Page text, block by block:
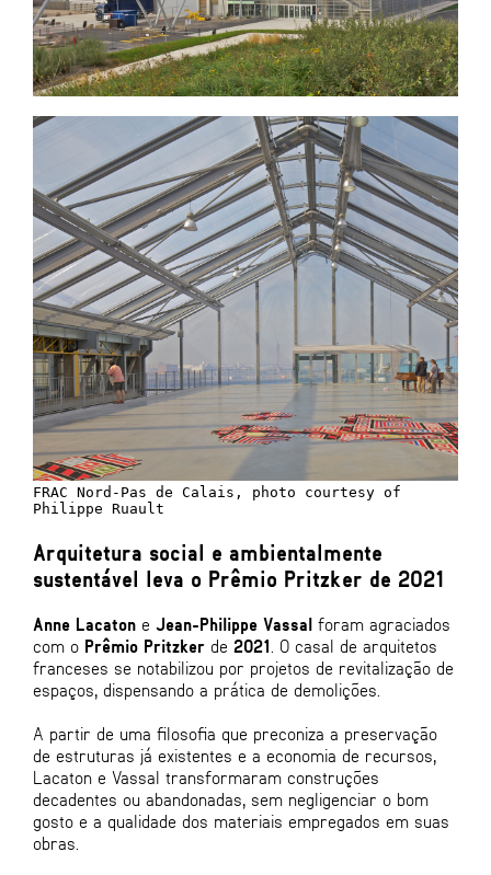
FRAC Nord-Pas de Calais, photo courtesy of
Philippe Ruault
Arquitetura social e ambientalmente
sustentável leva o Prêmio Pritzker de 2021
Anne Lacaton e Jean-Philippe Vassal foram agraciados
com o Prêmio Pritzker de 2021 . O casal de arquitetos
franceses se notabilizou por projetos de revitalização de
espaços, dispensando a prática de demolições.
A partir de uma filosofia que preconiza a preservação
de estruturas já existentes e a economia de recursos,
Lacaton e Vassal transformaram construções
decadentes ou abandonadas, sem negligenciar o bom
gosto e a qualidade dos materiais empregados em suas
obras.